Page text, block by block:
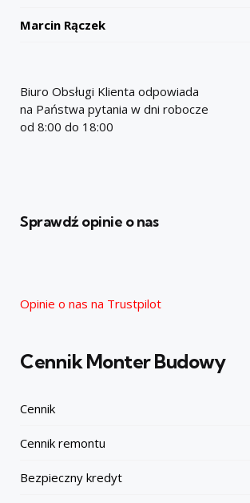
Marcin Rączek
Biuro Obsługi Klienta odpowiada
na Państwa pytania w dni robocze
od 8:00 do 18:00
Sprawdź opinie o nas
Opinie o nas na Trustpilot
Cennik Monter Budowy
Cennik
Cennik remontu
Bezpieczny kredyt